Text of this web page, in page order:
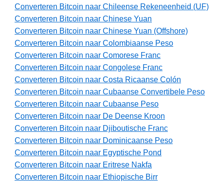
Converteren Bitcoin naar Chileense Rekeneenheid (UF)
Converteren Bitcoin naar Chinese Yuan
Converteren Bitcoin naar Chinese Yuan (Offshore)
Converteren Bitcoin naar Colombiaanse Peso
Converteren Bitcoin naar Comorese Franc
Converteren Bitcoin naar Congolese Franc
Converteren Bitcoin naar Costa Ricaanse Colón
Converteren Bitcoin naar Cubaanse Convertibele Peso
Converteren Bitcoin naar Cubaanse Peso
Converteren Bitcoin naar De Deense Kroon
Converteren Bitcoin naar Djiboutische Franc
Converteren Bitcoin naar Dominicaanse Peso
Converteren Bitcoin naar Egyptische Pond
Converteren Bitcoin naar Eritrese Nakfa
Converteren Bitcoin naar Ethiopische Birr